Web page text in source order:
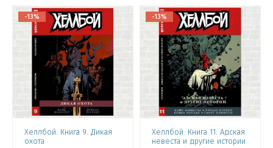
-13%
Хеллбой. Книга 9. Дикая
охота
-13%
Хеллбой. Книга 11. Адская
невеста и другие истории